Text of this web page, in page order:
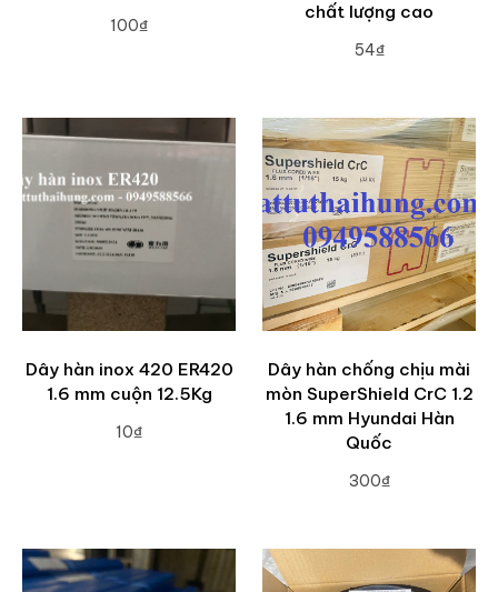
100₫
chất lượng cao
54₫
Dây hàn inox 420 ER420
1.6 mm cuộn 12.5Kg
10₫
Dây hàn chống chịu mài
mòn SuperShield CrC 1.2
1.6 mm Hyundai Hàn
Quốc
300₫